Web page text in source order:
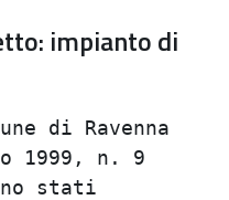
impianto di
di Ravenna
1999, n. 9
stati